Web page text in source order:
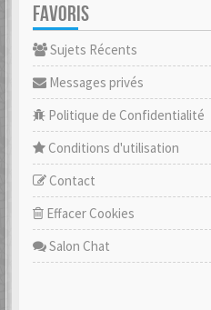
FAVORIS
Sujets Récents
Messages privés
Politique de Confidentialité
Conditions d'utilisation
Contact
Effacer Cookies
Salon Chat